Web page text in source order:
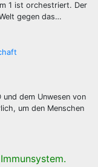
1 ist orchestriert. Der
gegen das…
dem Unwesen von
um den Menschen